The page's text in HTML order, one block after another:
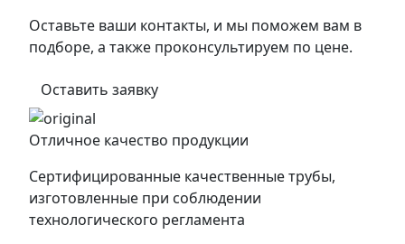
Оставьте ваши контакты, и мы поможем вам в
подборе, а также проконсультируем по цене.
Оставить заявку
Отличное качество продукции
Сертифицированные качественные трубы,
изготовленные при соблюдении
технологического регламента